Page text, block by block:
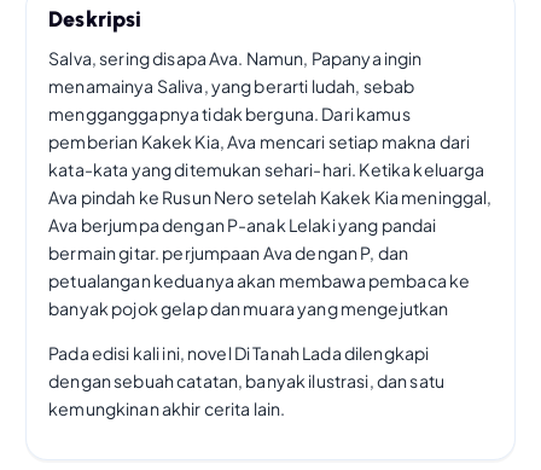
Deskripsi
Salva, sering disapa Ava. Namun, Papanya ingin
menamainya Saliva, yang berarti ludah, sebab
mengganggapnya tidak berguna. Dari kamus
pemberian Kakek Kia, Ava mencari setiap makna dari
kata-kata yang ditemukan sehari-hari. Ketika keluarga
Ava pindah ke Rusun Nero setelah Kakek Kia meninggal,
Ava berjumpa dengan P-anak Lelaki yang pandai
bermain gitar. perjumpaan Ava dengan P, dan
petualangan keduanya akan membawa pembaca ke
banyak pojok gelap dan muara yang mengejutkan
Pada edisi kali ini, novel Di Tanah Lada dilengkapi
dengan sebuah catatan, banyak ilustrasi, dan satu
kemungkinan akhir cerita lain.